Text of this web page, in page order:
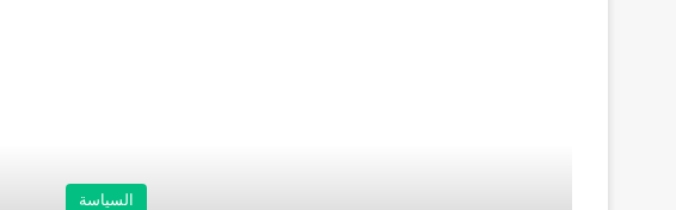
السياسة